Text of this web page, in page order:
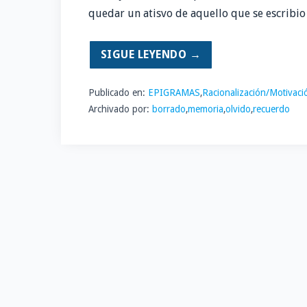
quedar un atisvo de aquello que se escribio
SIGUE LEYENDO →
Publicado en: EPIGRAMAS,Racionalización/
Archivado por: borrado,memoria,olvido,recuerdo